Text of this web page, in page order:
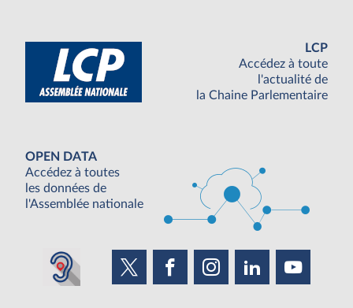
LCP
Accédez à toute
l'actualité de
la Chaine Parlementaire
OPEN DATA
Accédez à toutes
les données de
l'Assemblée nationale